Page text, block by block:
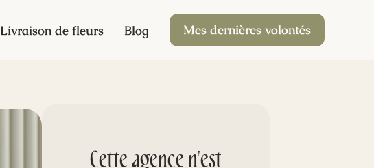
Livraison de fleurs Blog Mes dernières volontés
Cette agence n'est